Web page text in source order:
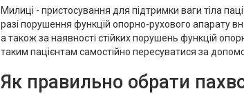
Милиці - пристосування для підтримки ваги тіла
разі порушення функцій опорно-рухового апарату
а також за наявності стійких порушень функцій
таким пацієнтам самостійно пересуватися за
Як правильно обрати